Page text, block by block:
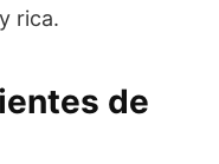
rica.
de